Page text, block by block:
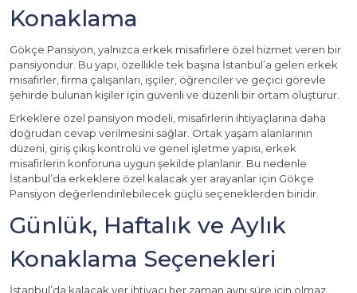
Konaklama
Gökçe Pansiyon, yalnızca erkek misafirlere özel hizmet veren bir
pansiyondur. Bu yapı, özellikle tek başına İstanbul’a gelen erkek
misafirler, firma çalışanları, işçiler, öğrenciler ve geçici görevle
şehirde bulunan kişiler için güvenli ve düzenli bir ortam oluşturur.
Erkeklere özel pansiyon modeli, misafirlerin ihtiyaçlarına daha
doğrudan cevap verilmesini sağlar. Ortak yaşam alanlarının
düzeni, giriş çıkış kontrolü ve genel işletme yapısı, erkek
misafirlerin konforuna uygun şekilde planlanır. Bu nedenle
İstanbul’da erkeklere özel kalacak yer arayanlar için Gökçe
Pansiyon değerlendirilebilecek güçlü seçeneklerden biridir.
Günlük, Haftalık ve Aylık
Konaklama Seçenekleri
İstanbul’da kalacak yer ihtiyacı her zaman aynı süre için olmaz.